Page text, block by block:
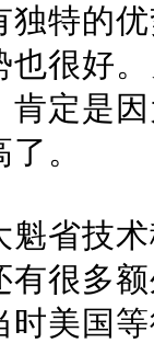
独特的
也很好
定是
。
魁省技
很多
时美国